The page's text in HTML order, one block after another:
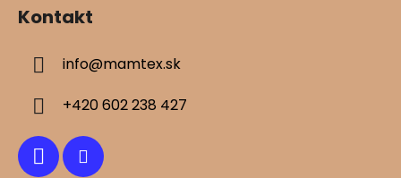
Kontakt
info@mamtex.sk
+420 602 238 427